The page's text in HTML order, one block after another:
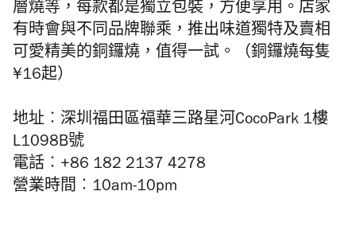
層燒等，每款都是獨立包裝，方便享用。店家
有時會與不同品牌聯乘，推出味道獨特及賣相
可愛精美的銅鑼燒，值得一試。（銅鑼燒每隻
¥16起）
地址︰深圳福田區福華三路星河CocoPark 1樓
L1098B號
電話︰+86 182 2137 4278
營業時間︰10am-10pm